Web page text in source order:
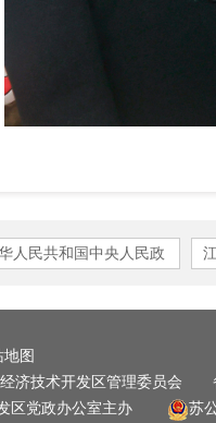
人民共和国中央人民政
地图
济技术开发区管理委员会
发区党政办公室主办
苏